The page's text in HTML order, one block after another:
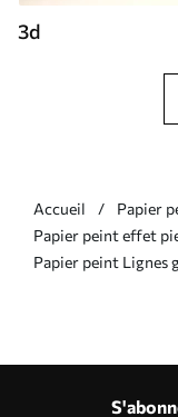
3d
Accueil Papier
Papier peint effet
Papier peint Lignes